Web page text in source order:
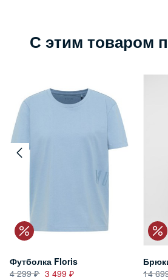
С этим товаром
Футболка Floris
4 299
3 499
14